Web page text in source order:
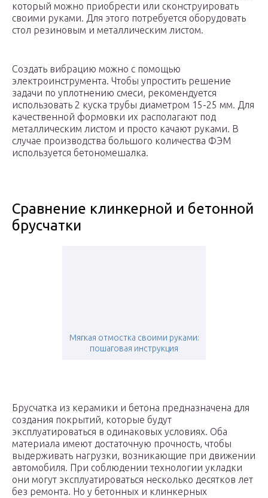
который можно приобрести или сконструировать
своими руками. Для этого потребуется оборудовать
стол резиновым и металлическим листом.
Создать вибрацию можно с помощью
электроинструмента. Чтобы упростить решение
задачи по уплотнению смеси, рекомендуется
использовать 2 куска трубы диаметром 15-25 мм. Для
качественной формовки их располагают под
металлическим листом и просто качают руками. В
случае производства большого количества ФЭМ
используется бетономешалка.
Сравнение клинкерной и бетонной
брусчатки
Мягкая отмостка своими руками:
пошаговая инструкция
Брусчатка из керамики и бетона предназначена для
создания покрытий, которые будут
эксплуатироваться в одинаковых условиях. Оба
материала имеют достаточную прочность, чтобы
выдерживать нагрузки, возникающие при движении
автомобиля. При соблюдении технологии укладки
они могут эксплуатироваться несколько десятков лет
без ремонта. Но у бетонных и клинкерных